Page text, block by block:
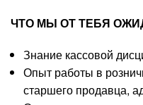
ЧТО МЫ ОТ ТЕБЯ
Знание кассовой
Опыт работы в
старшего продавца,